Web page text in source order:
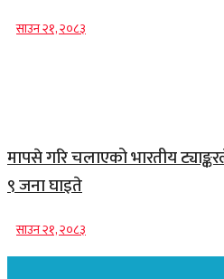
साउन २१, २०८३
मापसे गरि चलाएको भारतीय
९ जना घाइते
साउन २१, २०८३